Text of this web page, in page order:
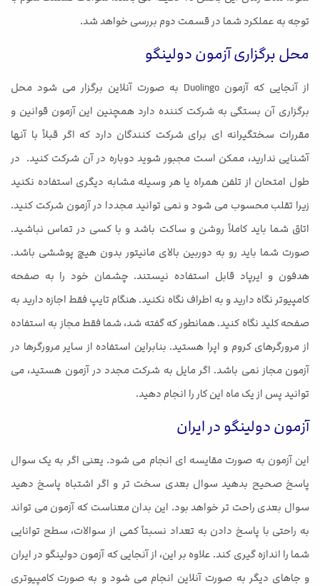
توجه به عملکرد شما در قسمت دوم بررسی خواهد شد.
محل برگزاری آزمون دولینگو
از آنجایی که آزمون Duolingo به صورت آنلاین برگزار می شود محل
برگزاری آن بستگی به شرکت کننده دارد همچنین این آزمون قوانین و
مقررات سختگیرانه ای برای شرکت کنندگان دارد که اگر قبلاً با آنها
آشنایی ندارید، ممکن است مجبور شوید دوباره در آن شرکت کنید. در
طول امتحان از تلفن همراه یا هر وسیله مشابه دیگری استفاده نکنید
زیرا تقلب محسوب می شود و نمی توانید مجددا در آزمون شرکت کنید.
اتاق شما باید کاملاً روشن و ساکت باشد و با کسی در تماس نباشید.
صورت شما باید رو به دوربین بالای مانیتور بدون هیچ پوششی باشد.
هدفون و ایرپاد قابل استفاده نیستند. چشمان خود را به صفحه
کامپیوتر نگاه دارید و به اطراف نگاه نکنید. هنگام تایپ فقط اجازه دارید به
صفحه کلید نگاه کنید. همانطور که گفته شد، شما فقط مجاز به استفاده
از مرورگرهای کروم و اپرا هستید. بنابراین استفاده از سایر مرورگرها در
آزمون مجاز نمی باشد. اگر مایل به شرکت مجدد در آزمون هستید، می
توانید پس از یک ماه این کار را انجام دهید.
آزمون دولینگو در ایران
این آزمون به صورت مقایسه ای انجام می شود. یعنی اگر به یک سوال
پاسخ صحیح بدهید سوال بعدی سخت تر و اگر اشتباه پاسخ دهید
سوال بعدی راحت تر خواهد بود. این بدان معناست که آزمون می تواند
به راحتی با پاسخ دادن به تعداد نسبتاً کمی از سوالات، سطح توانایی
شما را اندازه گیری کند. علاوه بر این، از آنجایی که آزمون دولینگو در ایران
و جاهای دیگر به صورت آنلاین انجام می شود و به صورت کامپیوتری